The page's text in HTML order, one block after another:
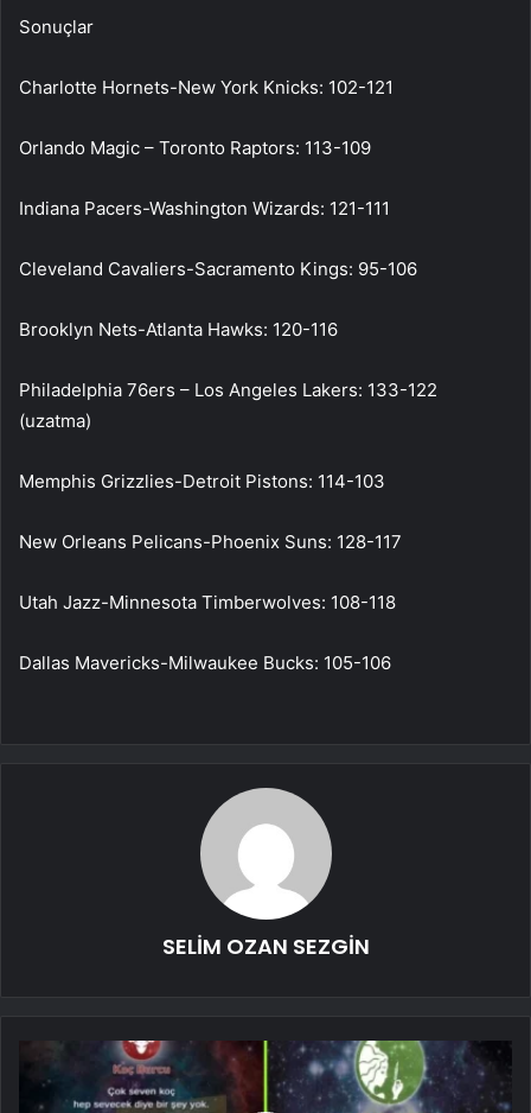
Sonuçlar
Charlotte Hornets-New York Knicks: 102-121
Orlando Magic – Toronto Raptors: 113-109
Indiana Pacers-Washington Wizards: 121-111
Cleveland Cavaliers-Sacramento Kings: 95-106
Brooklyn Nets-Atlanta Hawks: 120-116
Philadelphia 76ers – Los Angeles Lakers: 133-122
(uzatma)
Memphis Grizzlies-Detroit Pistons: 114-103
New Orleans Pelicans-Phoenix Suns: 128-117
Utah Jazz-Minnesota Timberwolves: 108-118
Dallas Mavericks-Milwaukee Bucks: 105-106
SELİM OZAN SEZGİN